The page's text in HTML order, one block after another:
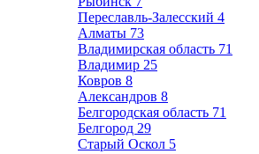
Переславль-Залесский 4
Алматы 73
Владимирская область 71
Владимир 25
Ковров 8
Александров 8
Белгородская область 71
Белгород 29
Старый Оскол 5